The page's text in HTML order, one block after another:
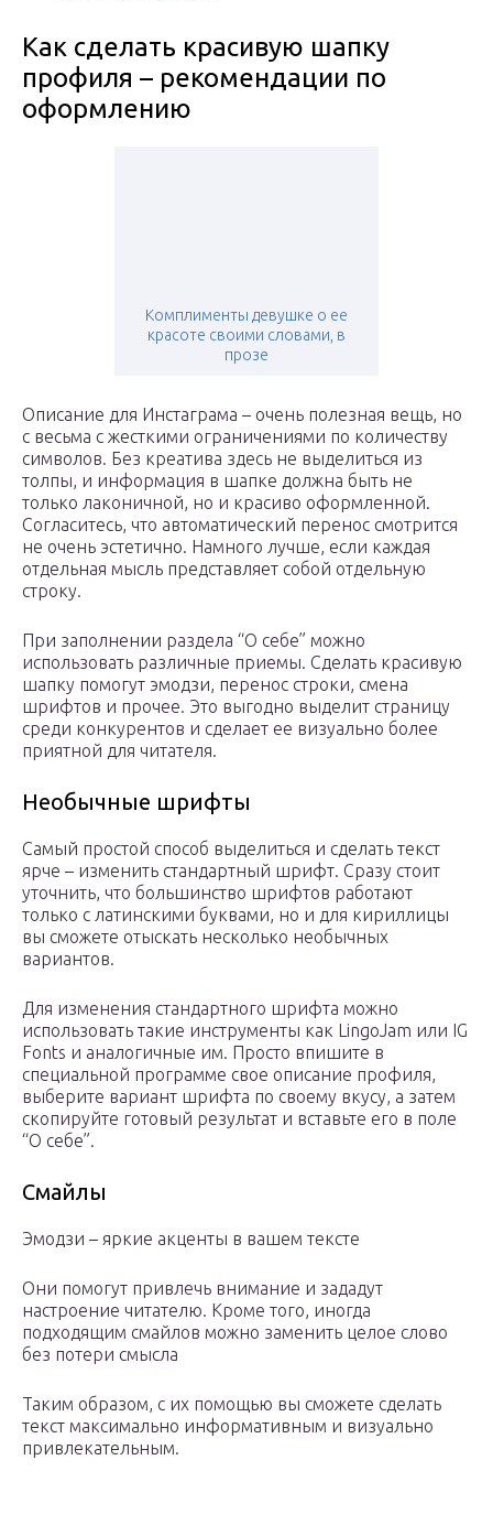
Как сделать красивую шапку
профиля – рекомендации по
оформлению
Комплименты девушке о ее
красоте своими словами, в
прозе
Описание для Инстаграма – очень полезная вещь, но
с весьма с жесткими ограничениями по количеству
символов. Без креатива здесь не выделиться из
толпы, и информация в шапке должна быть не
только лаконичной, но и красиво оформленной.
Согласитесь, что автоматический перенос смотрится
не очень эстетично. Намного лучше, если каждая
отдельная мысль представляет собой отдельную
строку.
При заполнении раздела “О себе” можно
использовать различные приемы. Сделать красивую
шапку помогут эмодзи, перенос строки, смена
шрифтов и прочее. Это выгодно выделит страницу
среди конкурентов и сделает ее визуально более
приятной для читателя.
Необычные шрифты
Самый простой способ выделиться и сделать текст
ярче – изменить стандартный шрифт. Сразу стоит
уточнить, что большинство шрифтов работают
только с латинскими буквами, но и для кириллицы
вы сможете отыскать несколько необычных
вариантов.
Для изменения стандартного шрифта можно
использовать такие инструменты как LingoJam или IG
Fonts и аналогичные им. Просто впишите в
специальной программе свое описание профиля,
выберите вариант шрифта по своему вкусу, а затем
скопируйте готовый результат и вставьте его в поле
“О себе”.
Смайлы
Эмодзи – яркие акценты в вашем тексте
Они помогут привлечь внимание и зададут
настроение читателю. Кроме того, иногда
подходящим смайлов можно заменить целое слово
без потери смысла
Таким образом, с их помощью вы сможете сделать
текст максимально информативным и визуально
привлекательным.